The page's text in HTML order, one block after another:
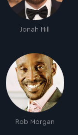
Jonah Hill
Rob Morgan